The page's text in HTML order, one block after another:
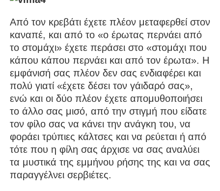
Από τον κρεβάτι έχετε πλέον μεταφερθεί στον
καναπέ, και από το «ο έρωτας περνάει από
το στομάχι» έχετε περάσει στο «στομάχι που
κάπου κάπου περνάει και από τον έρωτα». Η
εμφάνισή σας πλέον δεν σας ενδιαφέρει και
πολύ γιατί «έχετε δέσει τον γάιδαρό σας»,
ενώ και οι δύο πλέον έχετε απομυθοποιήσει
το άλλο σας μισό, από την στιγμή που είδατε
τον φίλο σας να κάνει την ανάγκη του, να
φοράει τρύπιες κάλτσες και να ρεύεται ή από
τότε που η φίλη σας άρχισε να σας αναλύει
τα μυστικά της εμμήνου ρήσης της και να σας
παραγγέλνει σερβιέτες.